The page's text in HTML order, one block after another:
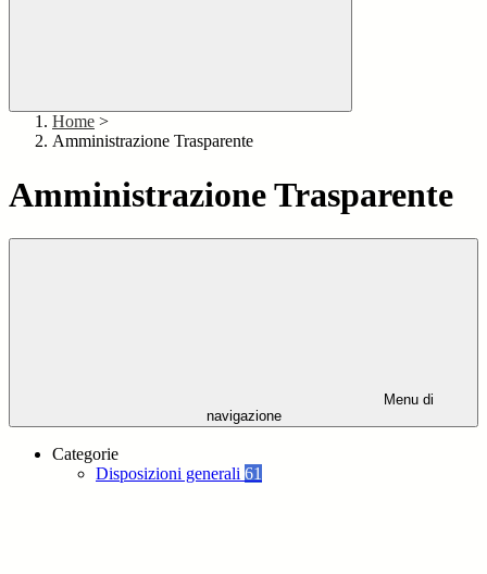
Home >
Amministrazione Trasparente
Amministrazione Trasparente
Menu di
navigazione
Categorie
Disposizioni generali 61